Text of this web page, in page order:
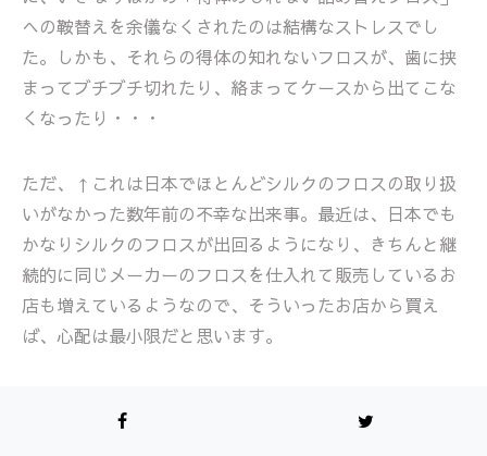
への鞍替えを余儀なくされたのは結構なストレスでし
た。しかも、それらの得体の知れないフロスが、歯に挟
まってブチブチ切れたり、絡まってケースから出てこな
くなったり・・・
ただ、↑これは日本でほとんどシルクのフロスの取り扱
いがなかった数年前の不幸な出来事。最近は、日本でも
かなりシルクのフロスが出回るようになり、きちんと継
続的に同じメーカーのフロスを仕入れて販売しているお
店も増えているようなので、そういったお店から買え
ば、心配は最小限だと思います。
living tokyoさん
Two Treesさん